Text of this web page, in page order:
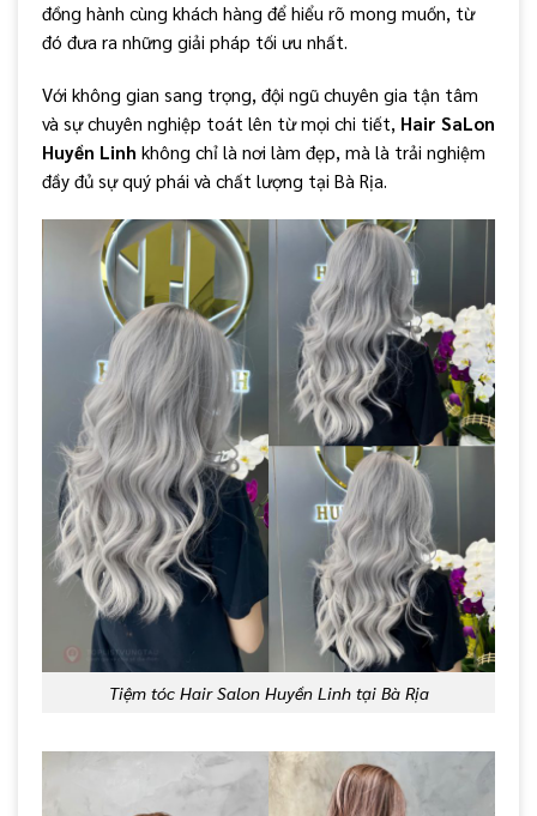
đồng hành cùng khách hàng để hiểu rõ mong muốn, từ
đó đưa ra những giải pháp tối ưu nhất.
Với không gian sang trọng, đội ngũ chuyên gia tận tâm
và sự chuyên nghiệp toát lên từ mọi chi tiết, Hair SaLon
Huyền Linh không chỉ là nơi làm đẹp, mà là trải nghiệm
đầy đủ sự quý phái và chất lượng tại Bà Rịa.
Tiệm tóc Hair Salon Huyền Linh tại Bà Rịa